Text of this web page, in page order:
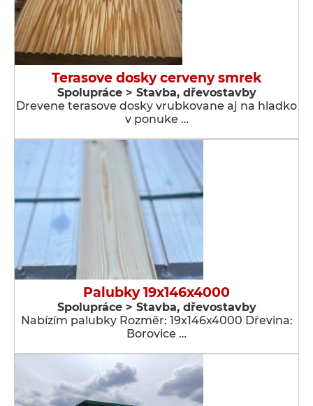
Terasove dosky cerveny smrek
Spolupráce > Stavba, dřevostavby
Drevene terasove dosky vrubkovane aj na hladko
v ponuke …
Palubky 19x146x4000
Spolupráce > Stavba, dřevostavby
Nabízím palubky Rozměr: 19x146x4000 Dřevina:
Borovice …